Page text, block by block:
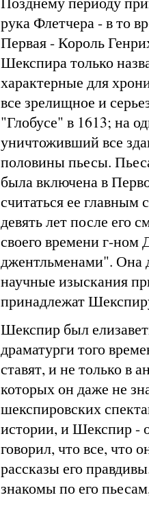
рука Флетчера - в то
Первая - Король
Шекспира только
характерные для
все зрелищное и
"Глобусе" в 1613; на
уничтоживший все
половины пьесы.
была включена в
считаться ее главным
девять лет после его
своего времени г-
джентльменами". Она
научные изыскания
принадлежат
Шекспир был
драматурги того
ставят, и не только в
которых он даже не
шекспировских
истории, и Шекспир -
говорил, что все, что
рассказы его
знакомы по его